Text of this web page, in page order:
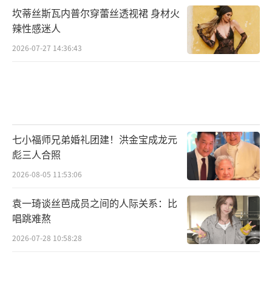
（责任编辑：李劲 CK005）
坎蒂丝斯瓦内普尔穿蕾丝透视裙 身材火
辣性感迷人
2026-07-27 14:36:43
七小福师兄弟婚礼团建！洪金宝成龙元
彪三人合照
2026-08-05 11:53:06
袁一琦谈丝芭成员之间的人际关系：比
唱跳难熬
2026-07-28 10:58:28